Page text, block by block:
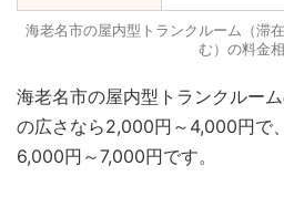
海老名市の屋内型トランクルーム（滞
む）の料金
海老名市の屋内型トランクルー
の広さなら2,000円～4,000円で
6,000円～7,000円です。